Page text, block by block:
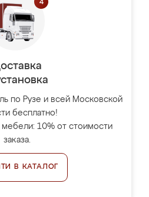
по Рузе и всей Московской
бесплатно!
10% от стоимости
заказа.
В КАТАЛОГ